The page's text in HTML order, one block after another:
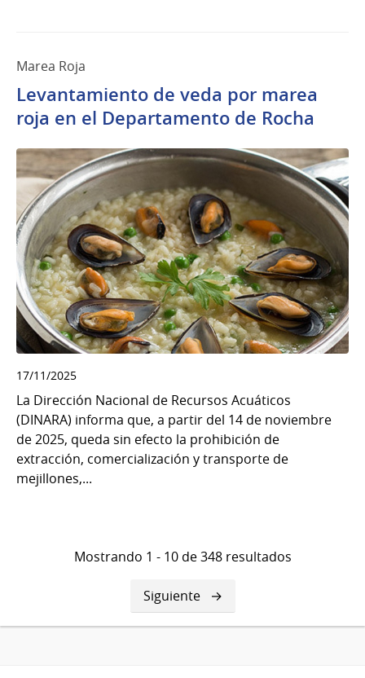
Marea Roja
Levantamiento de veda por marea
roja en el Departamento de Rocha
17/11/2025
La Dirección Nacional de Recursos Acuáticos
(DINARA) informa que, a partir del 14 de noviembre
de 2025, queda sin efecto la prohibición de
extracción, comercialización y transporte de
mejillones,...
Mostrando 1 - 10 de 348 resultados
Siguiente
página
Siguiente